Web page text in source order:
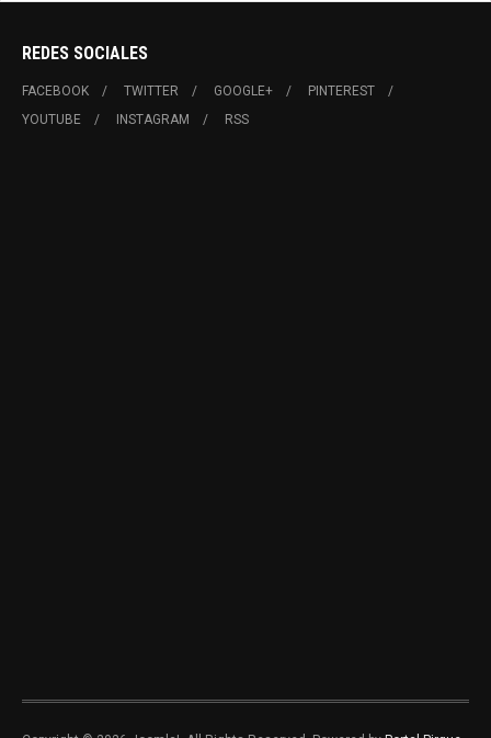
REDES SOCIALES
FACEBOOK TWITTER GOOGLE+
PINTEREST
YOUTUBE
INSTAGRAM RSS